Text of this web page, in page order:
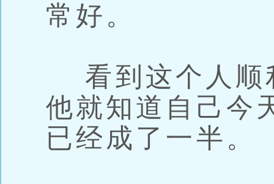
常好。
看到这个人顺
他就知道自己今
已经成了一半。